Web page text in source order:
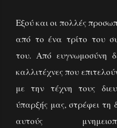
Εξού και οι πολλές
από το ένα τρίτο του
του. Από ευγνωμοσύνη
καλλιτέχνες που
με την τέχνη τους
ύπαρξής μας, στρέφει τη
αυτούς